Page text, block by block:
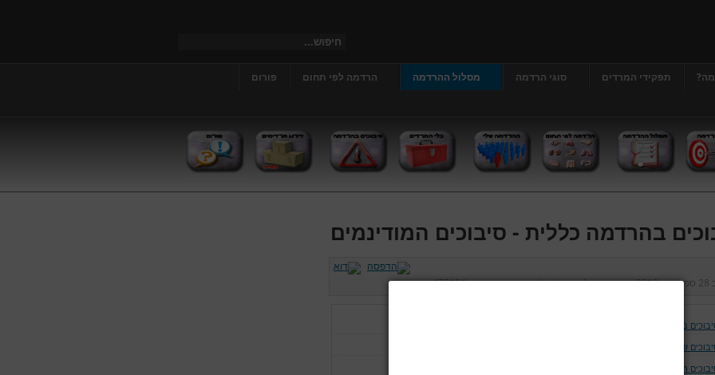
תפקידי המרדים סוגי הרדמה מסלול ההרדמה הרדמה לפי תחום
פורום
בהרדמה כללית - סיבוכים המודינמים
28 ספטמבר 2012 נכתב על ידידר' גרג'י יונתן כניסות:475104
בהרדמה כללית
של נתיב האויר ומערכת הנשימה
המודינמים